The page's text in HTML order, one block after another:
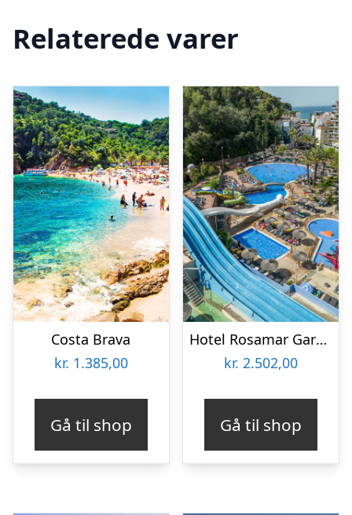
Relaterede varer
Costa Brava
kr. 1.385,00
Gå til shop
Hotel Rosamar Garden
kr. 2.502,00
Gå til shop